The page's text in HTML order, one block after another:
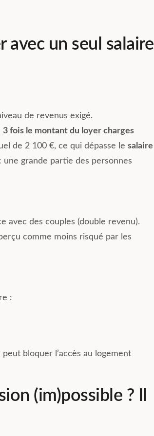
avec un seul salaire
de revenus exigé.
3 fois le montant du loyer charges
de 2 100 €, ce qui dépasse le salaire
une grande partie des personnes
avec des couples (double revenu).
comme moins risqué par les
:
bloquer l’accès au logement
(im)possible ? Il